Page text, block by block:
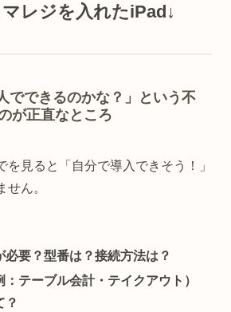
レジを入れたiPad↓
でできるのかな？」という不
が正直なところ
を見ると「自分で導入できそう！」
せん。
必要？型番は？接続方法は？
：テーブル会計・テイクアウト）
？